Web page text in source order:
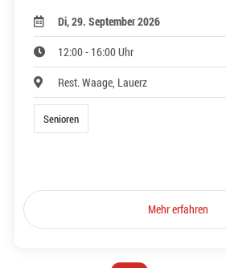
Di, 29. September 2026
12:00 - 16:00 Uhr
Rest. Waage, Lauerz
Senioren
Mehr erfahren